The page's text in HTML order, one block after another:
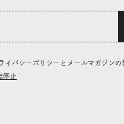
イバシーポリシーとメールマガジンの
停止